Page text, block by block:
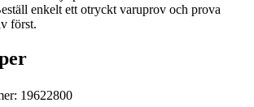
enkelt ett otryckt varuprov och prova
först.
19622800